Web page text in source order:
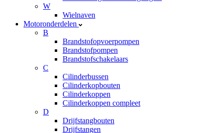
W
Wielnaven
Motoronderdelen
B
Brandstofopvoerpompen
Brandstofpompen
Brandstofschakelaars
C
Cilinderbussen
Cilinderkopbouten
Cilinderkoppen
Cilinderkoppen compleet
D
Drijfstangbouten
Drijfstangen